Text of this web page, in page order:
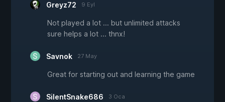
Greyz72 9 Eyl
Not played a lot ... but unlimited attacks
sure helps a lot ... thnx!
Savnok 27 May
Great for starting out and learning the game
SilentSnake686 3 Oca